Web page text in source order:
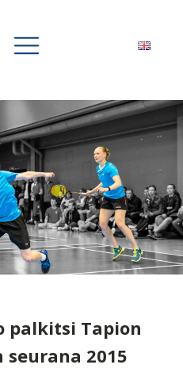
palkitsi Tapion
seurana 2015